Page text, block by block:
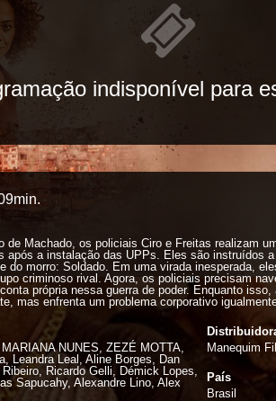
indisponível para
de Machado, os policiais Ciro e Freitas realizam
após a instalação das UPPs. Eles são instruídos
do morro: Soldado. Em uma virada inesperada,
criminoso rival. Agora, os policiais precisam
própria nessa guerra de poder. Enquanto
mas enfrenta um problema corporativo
NUNES, ZEZÉ MOTTA,
Leandra Leal, Aline Borges, Dan
Ribeiro, Ricardo Gelli, Démick Lopes,
Sapucahy, Alexandre Lino, Alex
Manequim
País
Brasil